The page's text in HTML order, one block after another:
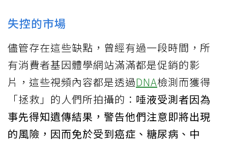
失控的市場
儘管存在這些缺點，曾經有過一段時間，所
有消費者基因體學網站滿滿都是促銷的影
片，這些視頻內容都是透過DNA檢測而獲得
「拯救」的人們所拍攝的： 唾液受測者因為
事先得知遺傳結果，警告他們注意即將出現
的風險，因而免於受到癌症、糖尿病、中